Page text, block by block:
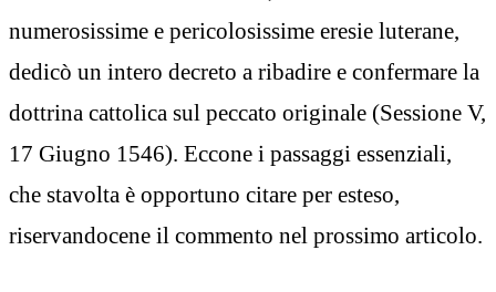
numerosissime e pericolosissime eresie luterane,
dedicò un intero decreto a ribadire e confermare la
dottrina cattolica sul peccato originale (Sessione V,
17 Giugno 1546). Eccone i passaggi essenziali,
che stavolta è opportuno citare per esteso,
riservandocene il commento nel prossimo articolo.